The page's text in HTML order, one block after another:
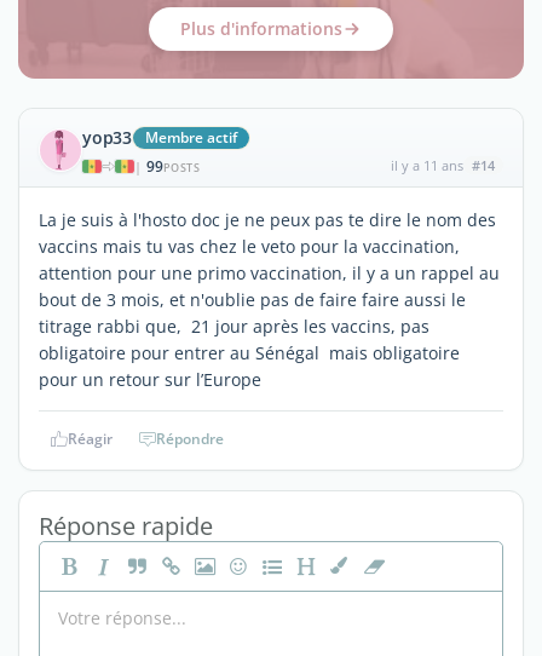
Plus d'informations
yop33 Membre actif
| 99POSTS il y a 11 ans #14
La je suis à l'hosto doc je ne peux pas te dire le nom des
vaccins mais tu vas chez le veto pour la vaccination,
attention pour une primo vaccination, il y a un rappel au
bout de 3 mois, et n'oublie pas de faire faire aussi le
titrage rabbi que, 21 jour après les vaccins, pas
obligatoire pour entrer au Sénégal mais obligatoire
pour un retour sur l’Europe
Réagir Répondre
Réponse rapide